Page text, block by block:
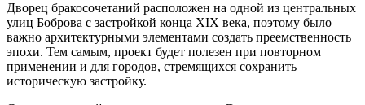
Дворец бракосочетаний расположен на одной из центральных
улиц Боброва с застройкой конца XIX века, поэтому было
важно архитектурными элементами создать преемственность
эпохи. Тем самым, проект будет полезен при повторном
применении и для городов, стремящихся сохранить
историческую застройку.